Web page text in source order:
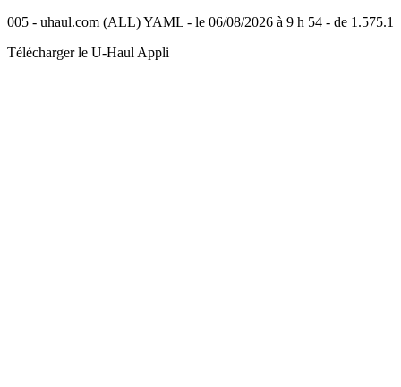
005 - uhaul.com (ALL) YAML - le 06/08/2026 à 9 h 54 - de 1.575.1
Télécharger le U-Haul Appli